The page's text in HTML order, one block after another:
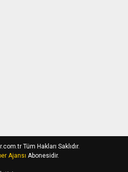
Tüm Hakları Saklıdır.
Ajansı Abonesidir.